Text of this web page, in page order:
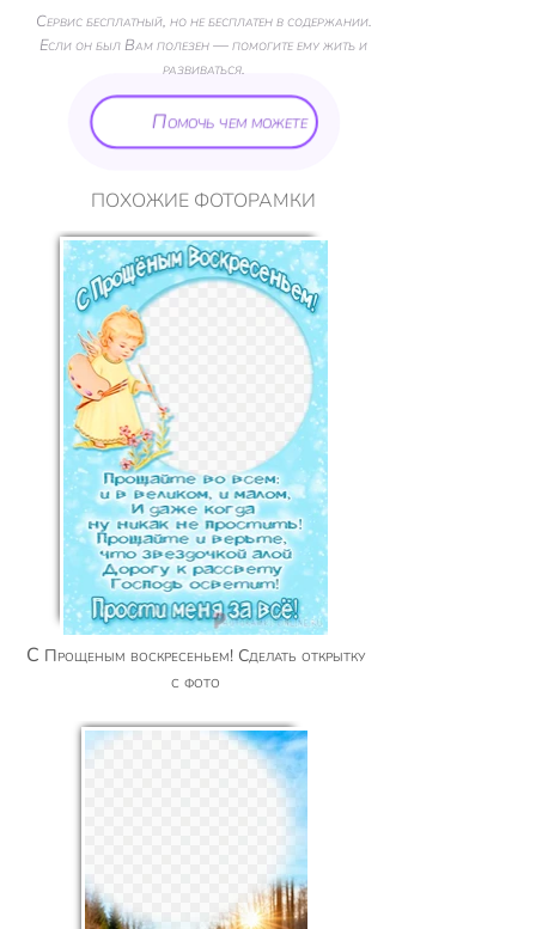
Сервис бесплатный, но не бесплатен в содержании.
Если он был Вам полезен — помогите ему жить и
развиваться.
Помочь чем можете
ПОХОЖИЕ ФОТОРАМКИ
С Прощеным воскресеньем! Сделать открытку
с фото